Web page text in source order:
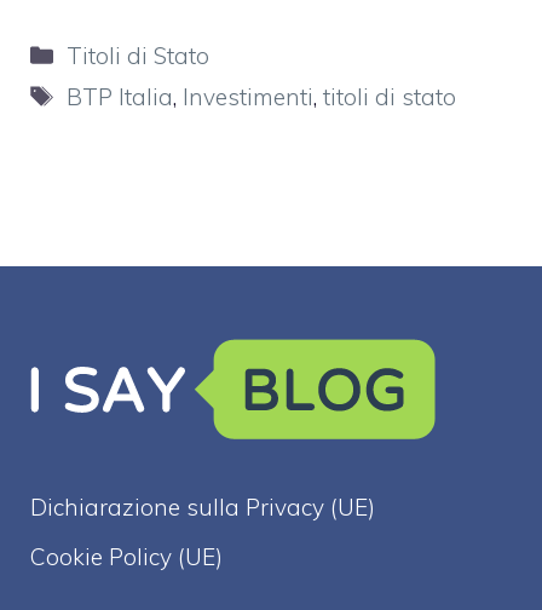
Categorie
Titoli di Stato
Tag
BTP Italia, Investimenti,titoli di stato
Dichiarazione sulla Privacy (UE)
Cookie Policy (UE)